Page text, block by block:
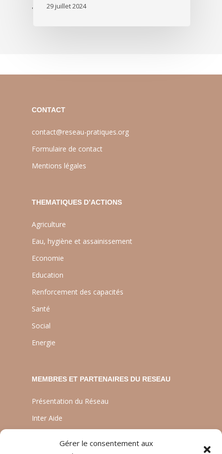
Gérer le consentement aux
' 29 juillet 2024
CONTACT
contact@reseau-pratiques.org
Formulaire de contact
Mentions légales
THEMATIQUES D’ACTIONS
Agriculture
Eau, hygiène et assainissement
Economie
Education
Renforcement des capacités
Santé
Social
Energie
MEMBRES ET PARTENAIRES DU RESEAU
Présentation du Réseau
Inter Aide
Planète Enfants & Développement